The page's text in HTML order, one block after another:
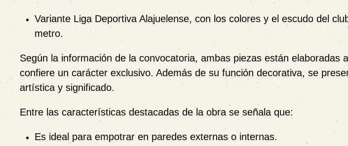
Variante Liga Deportiva Alajuelense, con los colores y el escudo del
metro.
Según la información de la convocatoria, ambas piezas están elaboradas
confiere un carácter exclusivo. Además de su función decorativa, se
artística y significado.
Entre las características destacadas de la obra se señala que:
Es ideal para empotrar en paredes externas o internas.